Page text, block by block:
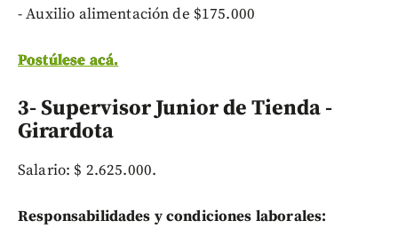
- Auxilio alimentación de $175.000
Postúlese acá.
3- Supervisor Junior de Tienda -
Girardota
Salario: $ 2.625.000.
Responsabilidades y condiciones laborales: